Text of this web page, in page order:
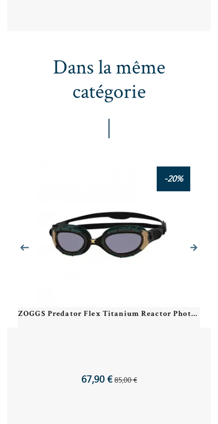
Dans la même
catégorie
-20%
ZOGGS Predator Flex Titanium Reactor Photochromatic Black Gold - Smaller Fit - Lunettes Photochromiques Triathlon et natation
67,90 €85,00 €